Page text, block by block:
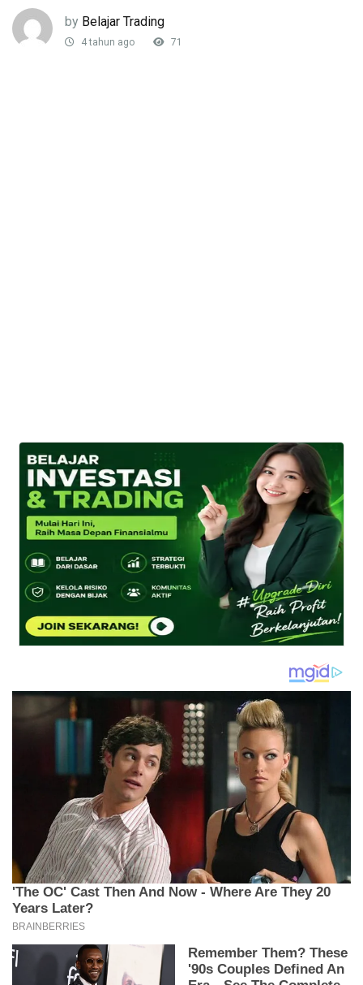
by Belajar Trading
4 tahun ago 71